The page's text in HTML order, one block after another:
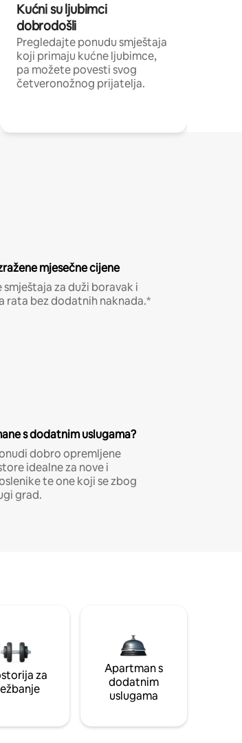
Kućni su ljubimci
dobrodošli
Pregledajte ponudu smještaja
koji primaju kućne ljubimce,
pa možete povesti svog
četveronožnog prijatelja.
mjesečne cijene
smještaja za duži boravak i
rata bez dodatnih naknada.*
s dodatnim uslugama?
dobro opremljene
idealne za nove i
te one koji se zbog
grad.
za
Apartman s
dodatnim
uslugama